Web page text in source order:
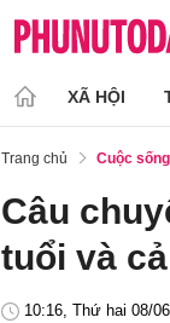
XÃ HỘI
Trang chủ Cuộc sống
Câu
tuổi và
10:16, Thứ hai 08/